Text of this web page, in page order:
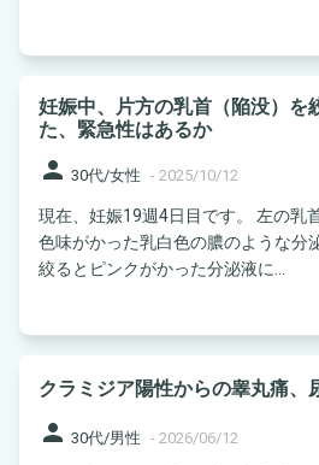
妊娠中、片方の乳首（陥没）を
た、緊急性はあるか
person 30代/女性 - 2025/10/12
現在、妊娠19週4日目です。 左の乳首を絞ると、乳白色〜黄
色味がかった乳白色の膿のような分
絞るとピンクがかった分泌液に...
クラミジア陽性からの睾丸痛、
person 30代/男性 - 2026/06/12